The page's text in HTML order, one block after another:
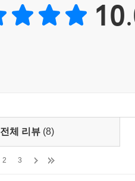
전체 리뷰 (8)
2 3